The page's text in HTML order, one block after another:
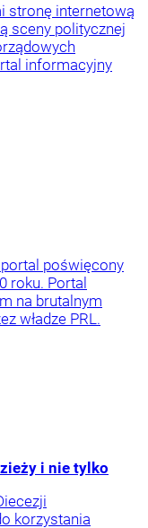
stronę internetową
sceny politycznej
informacyjny
poświęcony
roku. Portal
na brutalnym
władze PRL.
i nie tylko
korzystania